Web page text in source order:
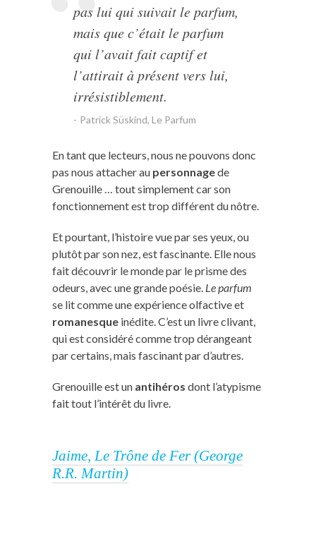
pas lui qui suivait le parfum,
mais que c’était le parfum
qui l’avait fait captif et
l’attirait à présent vers lui,
irrésistiblement.
Patrick Süskind, Le Parfum
En tant que lecteurs, nous ne pouvons donc
pas nous attacher au personnagede
Grenouille … tout simplement car son
fonctionnement est trop différent du nôtre.
Et pourtant, l’histoire vue par ses yeux, ou
plutôt par son nez, est fascinante. Elle nous
fait découvrir le monde par le prisme des
odeurs, avec une grande poésie. Le parfum
se lit comme une expérience olfactive et
romanesque inédite. C’est un livre clivant,
qui est considéré comme trop dérangeant
par certains, mais fascinant par d’autres.
Grenouille est un antihéros dont l’atypisme
fait tout l’intérêt du livre.
Jaime, Le Trône de Fer (George
R.R. Martin)